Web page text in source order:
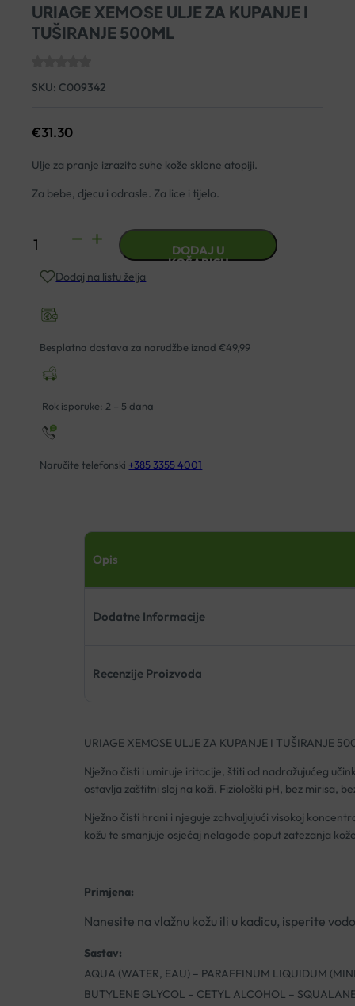
URIAGE XEMOSE ULJE ZA KUPANJE I
TUŠIRANJE 500ML
SKU: C009342
€31.30
Ulje za pranje izrazito suhe kože sklone atopiji.
Za bebe, djecu i odrasle. Za lice i tijelo.
URIAGE
ULJE
KUPANJE
500ML
količina
DODAJ U
KOŠARICU
Dodaj na listu želja
Besplatna dostava za narudžbe iznad €49,99
Rok isporuke: 2 – 5 dana
Naručite telefonski +385 3355 4001
Opis
Dodatne Informacije
Recenzije Proizvoda
URIAGE XEMOSE ULJE ZA KUPANJE I TUŠIRANJE
Nježno čisti i umiruje iritacije, štiti od nadražujućeg
ostavlja zaštitni sloj na koži. Fiziološki pH, bez mirisa,
Nježno čisti hrani i njeguje zahvaljujući visokoj
kožu te smanjuje osjećaj nelagode poput zatezanja
Primjena:
Nanesite na vlažnu kožu ili u kadicu, isperite
Sastav:
AQUA (WATER, EAU) – PARAFFINUM LIQUIDUM
BUTYLENE GLYCOL – CETYL ALCOHOL –